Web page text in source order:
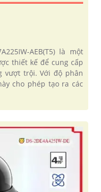
AEB(T5) là một
thiết kế để cung cấp
vượt trội. Với độ phân
cho phép tạo ra các